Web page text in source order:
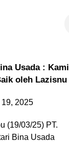
Usada : Kami
oleh Lazisnu
19, 2025
(19/03/25) PT.
Bina Usada